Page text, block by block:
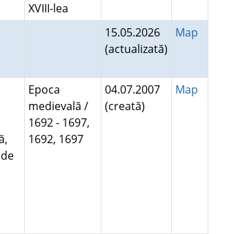
XVIII-lea
15.05.2026
(actualizată)
Map
Epoca
medievală /
1692 - 1697,
1692, 1697
04.07.2007
(creată)
Map